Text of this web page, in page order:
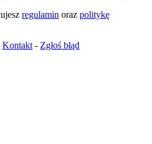
regulamin oraz politykę
Kontakt - Zgłoś błąd